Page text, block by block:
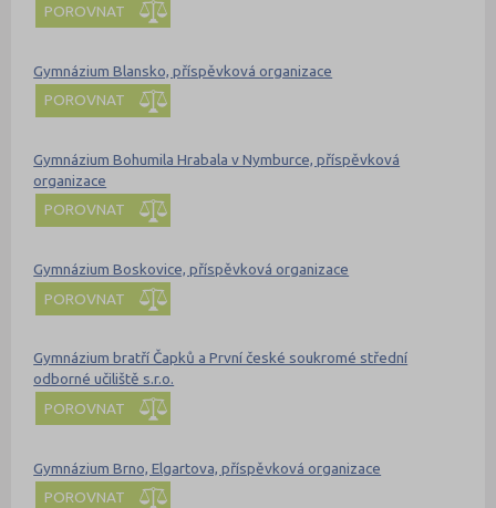
POROVNAT
Gymnázium Blansko, příspěvková organizace
POROVNAT
Gymnázium Bohumila Hrabala v Nymburce, příspěvková
organizace
POROVNAT
Gymnázium Boskovice, příspěvková organizace
POROVNAT
Gymnázium bratří Čapků a První české soukromé střední
odborné učiliště s.r.o.
POROVNAT
Gymnázium Brno, Elgartova, příspěvková organizace
POROVNAT